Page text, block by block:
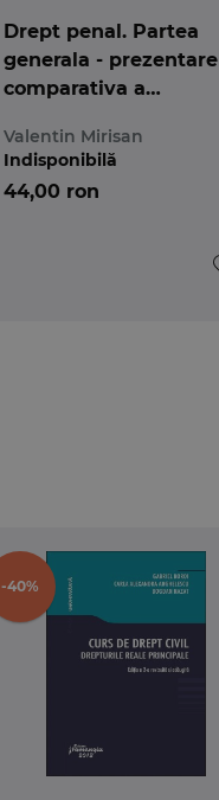
Drept penal. Partea
generala - prezentare
comparativa a
penal in vigoare si ale
Noului cod penal
Valentin Mirisan
44,00 ron
Indisponibilă
-40%